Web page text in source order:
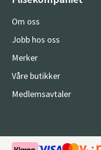
Om oss
Jobb hos oss
Merker
Våre butikker
Medlemsavtaler